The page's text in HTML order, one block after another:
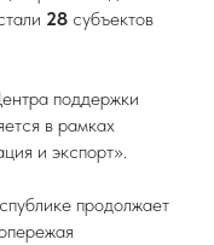
28 субъектов
поддержки
в рамках
и экспорт».
продолжает